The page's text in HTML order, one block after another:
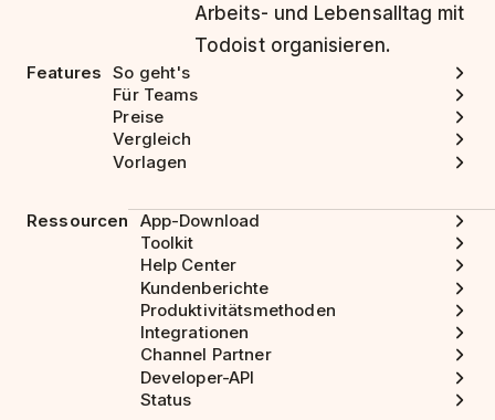
Arbeits- und Lebensalltag mit
Todoist organisieren.
Features So geht's
Für Teams
Preise
Vergleich
Vorlagen
Ressourcen
App-Download
Toolkit
Help Center
Kundenberichte
Produktivitätsmethoden
Integrationen
Channel Partner
Developer-API
Status